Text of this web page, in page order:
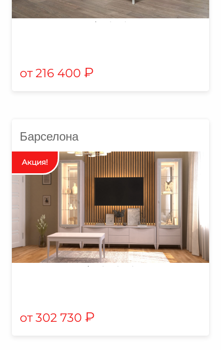
216 400 ₽
Барселона
302 730 ₽